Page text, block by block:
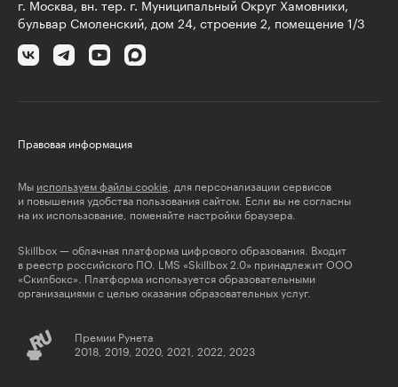
г. Москва, вн. тер. г. Муниципальный Округ Хамовники,
бульвар Смоленский, дом 24, строение 2, помещение 1/3
Правовая информация
Мы используем файлы cookie , для персонализации сервисов
и повышения удобства пользования сайтом. Если вы не согласны
на их использование, поменяйте настройки браузера.
Skillbox — облачная платформа цифрового образования. Входит
в реестр российского ПО. LMS «Skillbox 2.0» принадлежит ООО
«Скилбокс». Платформа используется образовательными
организациями с целью оказания образовательных услуг.
Премии Рунета
2018, 2019, 2020, 2021, 2022, 2023